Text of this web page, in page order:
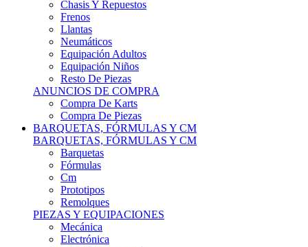
Chasis Y Repuestos
Frenos
Llantas
Neumáticos
Equipación Adultos
Equipación Niños
Resto De Piezas
ANUNCIOS DE COMPRA
Compra De Karts
Compra De Piezas
BARQUETAS, FÓRMULAS Y CM
BARQUETAS, FÓRMULAS Y CM
Barquetas
Fórmulas
Cm
Prototipos
Remolques
PIEZAS Y EQUIPACIONES
Mecánica
Electrónica